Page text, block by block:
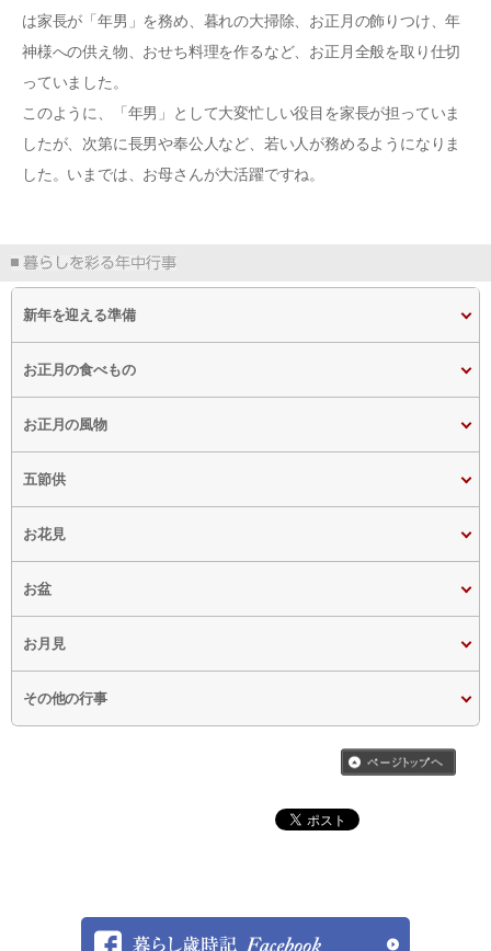
は家長が「年男」を務め、暮れの大掃除、お正月の飾りつけ、年
神様への供え物、おせち料理を作るなど、お正月全般を取り仕切
っていました。
このように、「年男」として大変忙しい役目を家長が担っていま
したが、次第に長男や奉公人など、若い人が務めるようになりま
した。いまでは、お母さんが大活躍ですね。
新年を迎える準備
お正月の食べもの
お正月の風物
五節供
お花見
お盆
お月見
その他の行事